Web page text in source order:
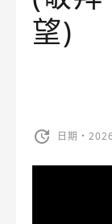
望)
日期・